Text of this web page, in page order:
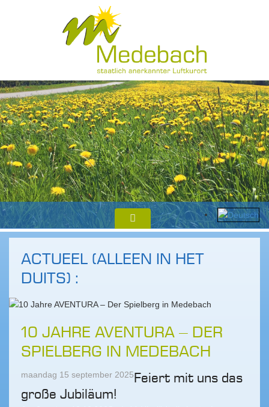
ACTUEEL (ALLEEN IN HET
DUITS) :
10 JAHRE AVENTURA – DER
SPIELBERG IN MEDEBACH
maandag 15 september 2025Feiert mit uns das
große Jubiläum!